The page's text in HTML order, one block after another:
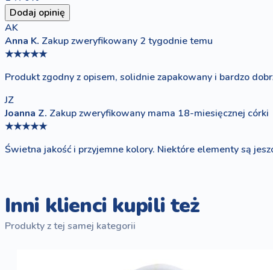
Dodaj opinię
AK
Anna K. Zakup zweryfikowany 2 tygodnie temu
★★★★★
Produkt zgodny z opisem, solidnie zapakowany i bardzo
JZ
Joanna Z. Zakup zweryfikowany mama 18-miesięcznej córki
★★★★★
Świetna jakość i przyjemne kolory. Niektóre elementy są
Inni klienci kupili też
Produkty z tej samej kategorii